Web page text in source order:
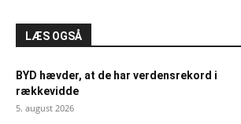
LÆS OGSÅ
BYD hævder, at de har verdensrekord i
rækkevidde
5. august 2026